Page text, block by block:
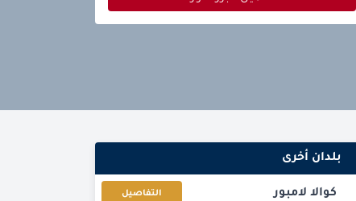
بلدان أخرى
كوالا لامبور التفاصيل